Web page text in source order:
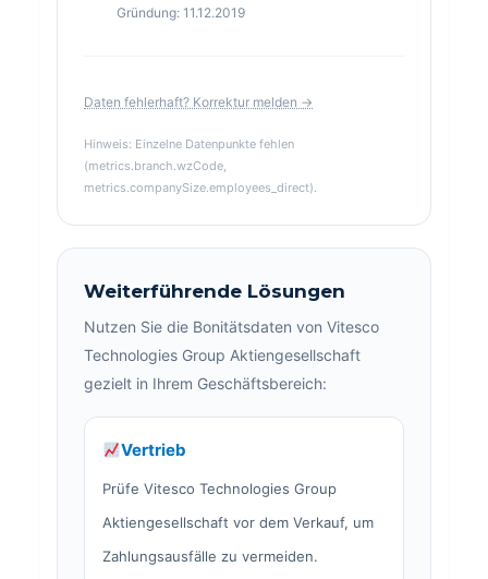
Gründung: 11.12.2019
Daten fehlerhaft? Korrektur melden →
Hinweis: Einzelne Datenpunkte fehlen
(metrics.branch.wzCode,
metrics.companySize.employees_direct).
Weiterführende Lösungen
Nutzen Sie die Bonitätsdaten von Vitesco
Technologies Group Aktiengesellschaft
gezielt in Ihrem Geschäftsbereich:
Vertrieb
Prüfe Vitesco Technologies Group
Aktiengesellschaft vor dem Verkauf, um
Zahlungsausfälle zu vermeiden.